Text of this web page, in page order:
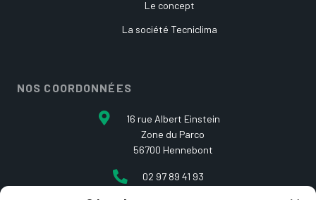
Le concept
La société Tecniclima
NOS COORDONNÉES
16 rue Albert Einstein
Zone du Parco
56700 Hennebont
02 97 89 41 93